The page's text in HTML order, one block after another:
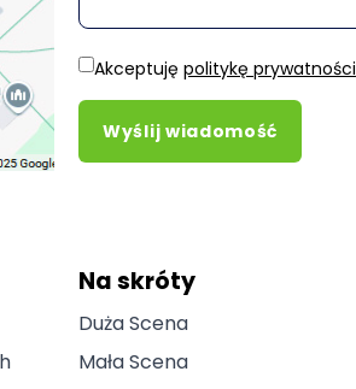
Akceptuję politykę prywatności
Wyślij wiadomość
Na skróty
Duża Scena
Mała Scena